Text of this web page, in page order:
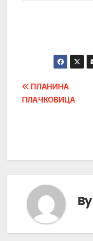
Post
navigation
ПЛАНИНА
ПЛАЧКОВИЦА
By